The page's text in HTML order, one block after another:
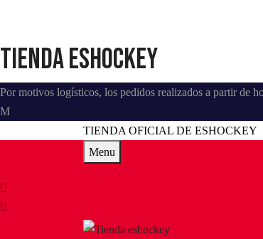
Tienda eshockey
Por motivos logísticos, los pedidos realizados a partir de
TIENDA OFICIAL DE ESHOCKEY
Menu